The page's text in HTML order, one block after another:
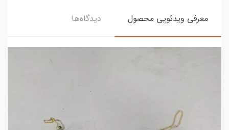
معرفی ویدئویی محصول دیدگاه‌ها